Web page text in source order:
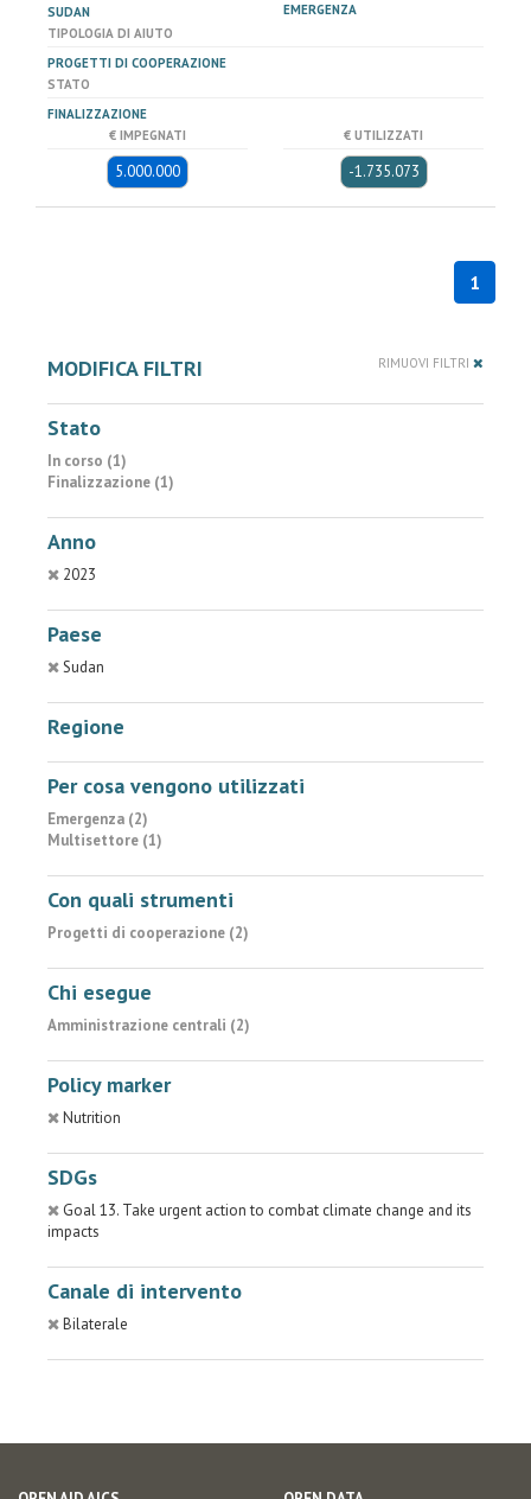
SUDAN
EMERGENZA
TIPOLOGIA DI AIUTO
PROGETTI DI COOPERAZIONE
STATO
FINALIZZAZIONE
€ IMPEGNATI
5.000.000
€ UTILIZZATI
-1.735.073
1
MODIFICA FILTRI RIMUOVI FILTRI
Stato
In corso (1)
Finalizzazione (1)
Anno
2023
Paese
Sudan
Regione
Per cosa vengono utilizzati
Emergenza (2)
Multisettore (1)
Con quali strumenti
Progetti di cooperazione (2)
Chi esegue
Amministrazione centrali (2)
Policy marker
Nutrition
SDGs
Goal 13. Take urgent action to combat climate change and its
impacts
Canale di intervento
Bilaterale